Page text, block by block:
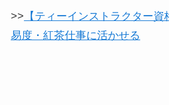
>> 【ティーインストラクター
易度・紅茶仕事に活かせる